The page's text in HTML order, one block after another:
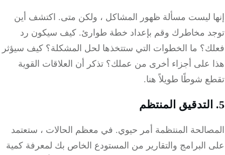
ليست مسألة ظهور المشاكل ، ولكن متى.اكتشف أين
مخاطرك وقم بإعداد خطة طوارئ. كيف سيكون رد
ما الخطوات التي ستتخذها لحل المشكلة؟كيف سيؤثر
على أجزاء أخرى من عملك؟تذكر أن العلاقات القوية
شوطًا طويلاً هنا.
المنتظمة أمر حيوي.في معظم الحالات ، ستعتمد
البرامج والتقارير من المستودع الخاص بك لمعرفة كمية